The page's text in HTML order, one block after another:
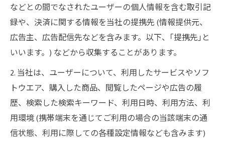
などとの間でなされたユーザーの個人情報を含む取引記
録や、決済に関する情報を当社の提携先 (情報提供元、
広告主、広告配信先などを含みます。以下、｢提携先｣と
いいます。) などから収集することがあります。
2. 当社は、ユーザーについて、利用したサービスやソフ
トウエア、購入した商品、閲覧したページや広告の履
歴、検索した検索キーワード、利用日時、利用方法、利
用環境 (携帯端末を通じてご利用の場合の当該端末の通
信状態、利用に際しての各種設定情報なども含みます)